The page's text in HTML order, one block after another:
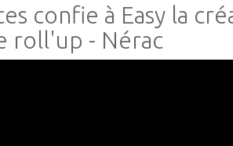
confie à Easy la
roll'up - Nérac